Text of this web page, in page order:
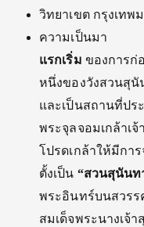
วิทยาเขต กรุงเท
ความเป็นมา
แรกเริ่ม ของการก่
หนึ่งของวังสวนสุนั
และเป็นสถานที่ปร
พระจุลจอมเกล้าเ
โปรดเกล้าให้มีกา
ตั้งเป็น “สวนสุนันท
พระอินทร์บนสวร
สมเด็จพระนางเจ้